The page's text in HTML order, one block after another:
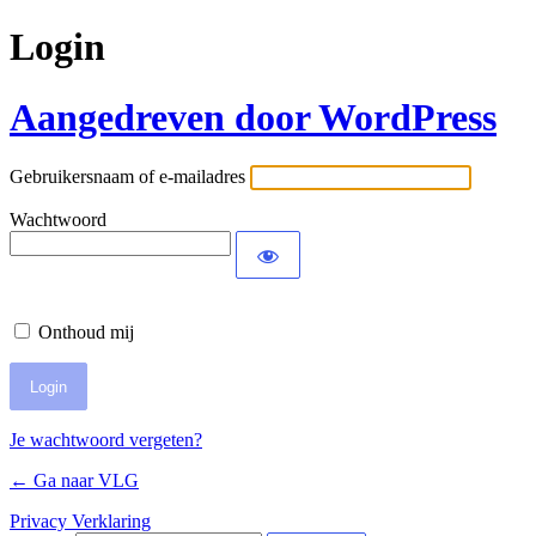
Login
Aangedreven door WordPress
Gebruikersnaam of e-mailadres
Wachtwoord
Onthoud mij
Je wachtwoord vergeten?
← Ga naar VLG
Privacy Verklaring